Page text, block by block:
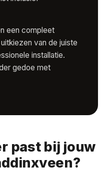
een compleet
van de juiste
installatie.
gedoe met
past bij jouw